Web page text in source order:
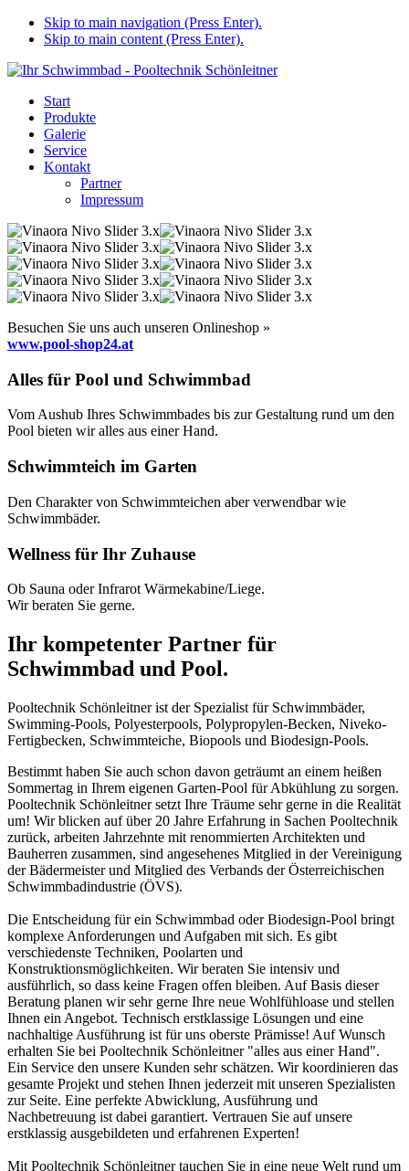
Skip to main navigation (Press Enter).
Skip to main content (Press Enter).
Start
Produkte
Galerie
Service
Kontakt
Partner
Impressum
Besuchen Sie uns auch unseren Onlineshop »
www.pool-shop24.at
Alles für Pool und Schwimmbad
Vom Aushub Ihres Schwimmbades bis zur Gestaltung rund um den
Pool bieten wir alles aus einer Hand.
Schwimmteich im Garten
Den Charakter von Schwimmteichen aber verwendbar wie
Schwimmbäder.
Wellness für Ihr Zuhause
Ob Sauna oder Infrarot Wärmekabine/Liege.
Wir beraten Sie gerne.
Ihr kompetenter Partner für
Schwimmbad und Pool.
Pooltechnik Schönleitner ist der Spezialist für Schwimmbäder,
Swimming-Pools, Polyesterpools, Polypropylen-Becken, Niveko-
Fertigbecken, Schwimmteiche, Biopools und Biodesign-Pools.
Bestimmt haben Sie auch schon davon geträumt an einem heißen
Sommertag in Ihrem eigenen Garten-Pool für Abkühlung zu sorgen.
Pooltechnik Schönleitner setzt Ihre Träume sehr gerne in die Realität
um! Wir blicken auf über 20 Jahre Erfahrung in Sachen Pooltechnik
zurück, arbeiten Jahrzehnte mit renommierten Architekten und
Bauherren zusammen, sind angesehenes Mitglied in der Vereinigung
der Bädermeister und Mitglied des Verbands der Österreichischen
Schwimmbadindustrie (ÖVS).
Die Entscheidung für ein Schwimmbad oder Biodesign-Pool bringt
komplexe Anforderungen und Aufgaben mit sich. Es gibt
verschiedenste Techniken, Poolarten und
Konstruktionsmöglichkeiten. Wir beraten Sie intensiv und
ausführlich, so dass keine Fragen offen bleiben. Auf Basis dieser
Beratung planen wir sehr gerne Ihre neue Wohlfühloase und stellen
Ihnen ein Angebot. Technisch erstklassige Lösungen und eine
nachhaltige Ausführung ist für uns oberste Prämisse! Auf Wunsch
erhalten Sie bei Pooltechnik Schönleitner "alles aus einer Hand".
Ein Service den unsere Kunden sehr schätzen. Wir koordinieren das
gesamte Projekt und stehen Ihnen jederzeit mit unseren Spezialisten
zur Seite. Eine perfekte Abwicklung, Ausführung und
Nachbetreuung ist dabei garantiert. Vertrauen Sie auf unsere
erstklassig ausgebildeten und erfahrenen Experten!
Mit Pooltechnik Schönleitner tauchen Sie in eine neue Welt rund um